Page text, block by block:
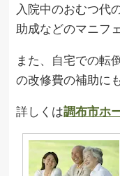
入院中のおむつ代
助成などのマニフ
また、自宅での転
の改修費の補助に
詳しくは調布市ホ